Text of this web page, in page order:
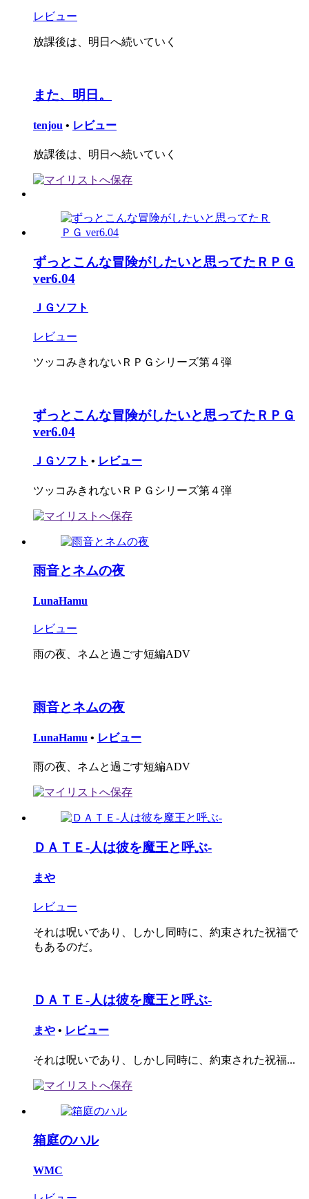
レビュー
放課後は、明日へ続いていく
また、明日。
tenjou • レビュー
放課後は、明日へ続いていく
ずっとこんな冒険がしたいと思ってたＲＰＧ
ver6.04
ＪＧソフト
レビュー
ツッコみきれないＲＰＧシリーズ第４弾
ずっとこんな冒険がしたいと思ってたＲＰＧ
ver6.04
ＪＧソフト • レビュー
ツッコみきれないＲＰＧシリーズ第４弾
雨音とネムの夜
LunaHamu
レビュー
雨の夜、ネムと過ごす短編ADV
雨音とネムの夜
LunaHamu • レビュー
雨の夜、ネムと過ごす短編ADV
ＤＡＴＥ-人は彼を魔王と呼ぶ-
まや
レビュー
それは呪いであり、しかし同時に、約束された祝福で
もあるのだ。
ＤＡＴＥ-人は彼を魔王と呼ぶ-
まや • レビュー
それは呪いであり、しかし同時に、約束された祝福...
箱庭のハル
WMC